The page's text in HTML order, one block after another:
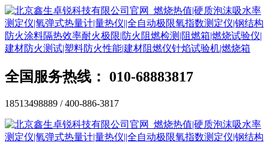
全国服务热线： 010-68883817
18513498889 / 400-886-3817